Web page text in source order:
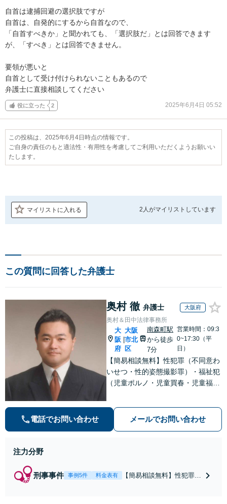
自首は逮捕回避の選択肢ですが
自首は、自発的にするから自首なので、
「自首すべきか」と聞かれても、「選択肢だ」とは回答できます
が、「すべき」とは回答できません。
要領が悪いと
自首として受け付けられないこともあるので
弁護士に直接相談してください
役に立った 2 2025年6月4日 05:52
この投稿は、2025年6月4日時点の情報です。
ご自身の責任のもと適法性・有用性を考慮してご利用いただくようお願いい
たします。
マイリストに入れる 2人がマイリストしています
この質問に回答した弁護士
奥村 徹 弁護士 大阪府
奥村＆田中法律事務所
大
阪
府
大阪
市北
区
南森町駅
から徒歩
7分
営業時間：09:3
0~17:30（平
日）
【簡易相談無料】性犯罪（不同意わ
いせつ・性的姿態撮影罪）・福祉犯
（児童ポルノ・児童買春・児童福祉
等）に非常に詳しい弁護士です
電話でお問い合わせ メールでお問い合わせ
注力分野
刑事事件 事例5件 料金表有
【簡易相談無料】性犯罪